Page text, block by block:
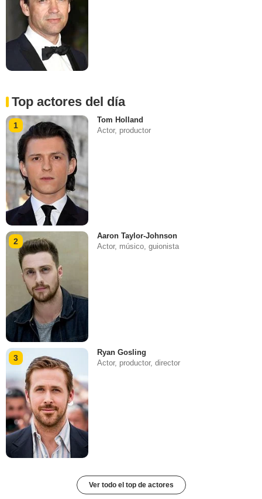
Top actores del día
1
Tom Holland
Actor, productor
2
Aaron Taylor-Johnson
Actor, músico, guionista
3
Ryan Gosling
Actor, productor, director
Ver todo el top de actores